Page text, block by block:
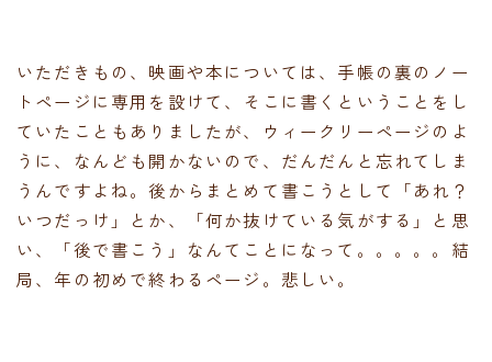
いただきもの、映画や本については、手帳の裏のノー
トページに専用を設けて、そこに書くということをし
ていたこともありましたが、ウィークリーページのよ
うに、なんども開かないので、だんだんと忘れてしま
うんですよね。後からまとめて書こうとして「あれ？
いつだっけ」とか、「何か抜けている気がする」と思
い、「後で書こう」なんてことになって。。。。。結
局、年の初めで終わるページ。悲しい。